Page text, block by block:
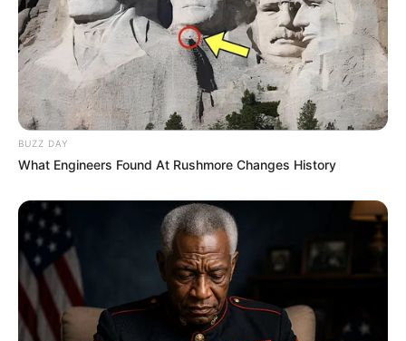
Home crux
BUZZ DAY
What Engineers Found At Rushmore Changes History